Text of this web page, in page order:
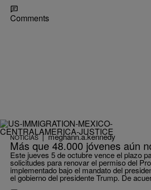
Comments
NOTICIAS|meghann.a.kennedy
Más que 48.000 jóvenes aún
Este jueves 5 de octubre vence el plazo
solicitudes para renovar el permiso del
implementado bajo el mandato del
el gobierno del presidente Trump. De